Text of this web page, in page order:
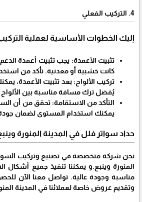
4. التركيب الفعلي
إليك الخطوات الأساسية لعملية
تثبيت الأعمدة: يجب تثبيت أعمدة
كانت خشبية أو معدنية. تأكد من
تركيب الألواح: بعد تثبيت الأعمدة،
يُفضل ترك مسافة مناسبة بين الألواح
التأكد من الاستقامة: تحقق من أن
يمكنك استخدام المستوى لضمان جودة
حداد سواتر فلل في المدينة المنورة
نحن شركة متخصصة في تصنيع وتركيب
المنورة وينبع.و يمكننا تنفيذ جميع أشكال
مناسبة وجودة عالية. تواصل معنا الآن
وتقديم عروض خاصة لعملائنا في المدينة